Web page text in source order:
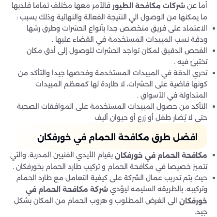
أما عن شركات مكافحة الطيور فالأمر معها مختلف تماما فلديها
ما يمكنها من الوصول الي النتيجة الفعالة والنهائية وذلك بسبب :
الاعتماد على فريق متخصص جدا بأنواع الحشرات وطرق رشها
ودقة نسب المبيدات المستخدمة في القضاء عليها .
الفحص الدقيق لمكان تواجد الحشرات للوصول إلى أدق مكان
تختبئ فيه .
تحري الدقة في المبيدات المستخدمة وفحصها جيدا والتأكد من
كونها قاضية على الحشرات، لا طاردة لها كمعظم المبيدات
المتداولة في الأسواق .
التأكد من حصول المبيدات المستخدمة على الموافقات الصحية
حتى لا يُضار طفل أو زرع أو حيوان أليف
افضل طرق مكافحة الحمام في خورفكان
مكافحة الحمام في خورفكان بقيام الأيدي الفنيين المدربة، والتي
تتميز خصيصا في مكافحة الحمام و تركيب طارد الحمام بخورفكان .
حيث يتم تدريب عمال الشركة على كيفية التعامل مع طارد الحمام
وتركيبه، بالطريقه السليمه ليؤدي شركة مكافحة
الحمام في
خورفكان الى الغرض المطلوب و هروب الحمام من المكان بشكل
جيد.